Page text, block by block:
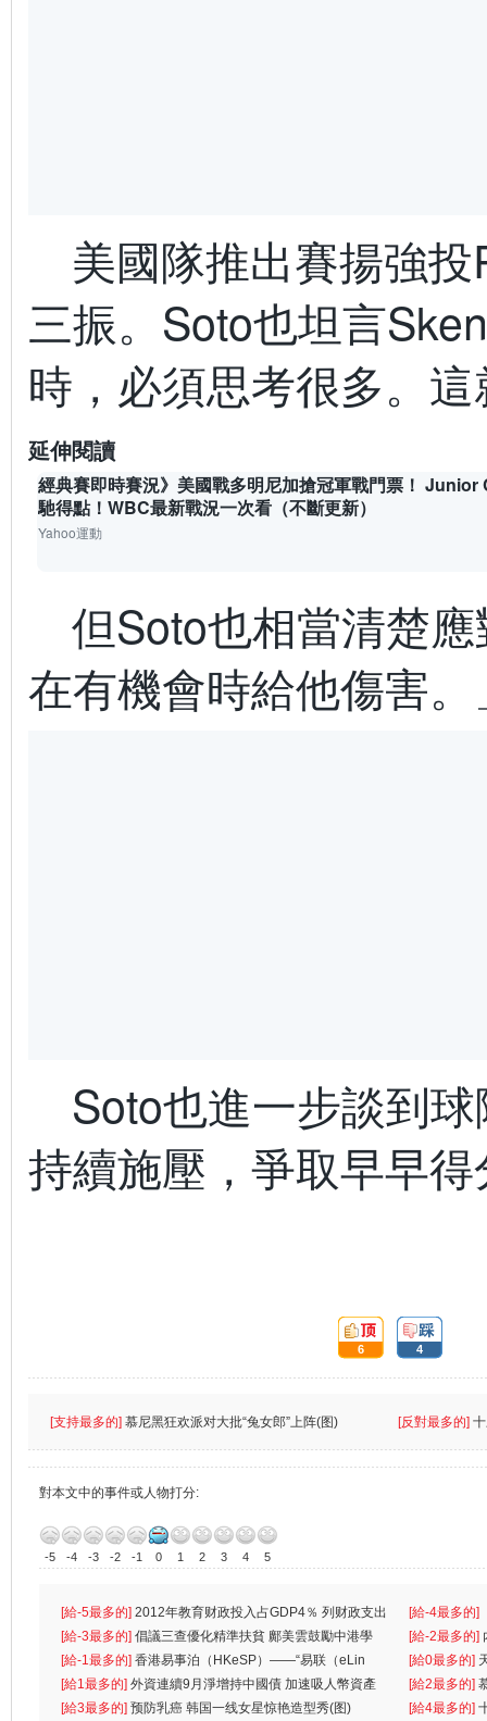
美國隊推出賽揚強
三振。Soto也坦言
時，必須思考很多。
延伸閱讀
經典賽即時賽況》美國戰多明尼加搶冠軍戰門票！
馳得點！WBC最新戰況一次看（不斷更新）
Yahoo運動
但Soto也相當清楚
在有機會時給他傷害。
Soto也進一步談到
持續施壓，爭取早早
頂:
6
踩:
4
[支持最多的] 慕尼黑狂欢派对大批“兔女郎”上阵(图) [反對最多的]
對本文中的事件或人物打分:
-5 -4 -3 -2 -1 0 1 2 3 4 5
[給-5最多的] 2012年教育财政投入占GDP4％ 列财政支出
首位
[給-4最多的]
一
[給-3最多的] 倡議三查優化精準扶貧 鄺美雲鼓勵中港學
生
[給-2最多的]
人
[給-1最多的] 香港易事泊（HKeSP）——“易联（eLin
k）”项目
[給0最多的]
[給1最多的] 外資連續9月淨增持中國債 加速吸人幣資產 [給2最多的]
[給3最多的] 预防乳癌 韩国一线女星惊艳造型秀(图) [給4最多的]